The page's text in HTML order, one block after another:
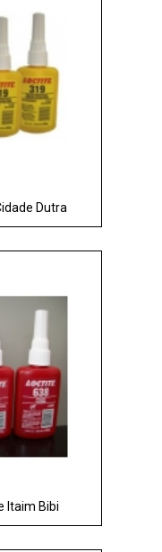
Dutra
Itaim Bibi